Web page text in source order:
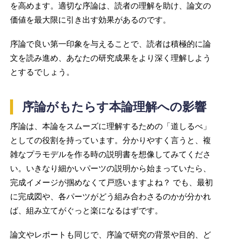
を高めます。適切な序論は、読者の理解を助け、論文の
価値を最大限に引き出す効果があるのです。
序論で良い第一印象を与えることで、読者は積極的に論
文を読み進め、あなたの研究成果をより深く理解しよう
とするでしょう。
序論がもたらす本論理解への影響
序論は、本論をスムーズに理解するための「道しるべ」
としての役割を持っています。分かりやすく言うと、複
雑なプラモデルを作る時の説明書を想像してみてくださ
い。いきなり細かいパーツの説明から始まっていたら、
完成イメージが掴めなくて戸惑いますよね？ でも、最初
に完成図や、各パーツがどう組み合わさるのかが分かれ
ば、組み立てがぐっと楽になるはずです。
論文やレポートも同じで、序論で研究の背景や目的、ど